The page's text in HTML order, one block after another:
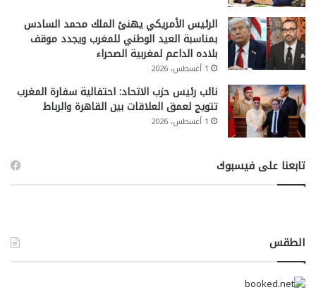
الرئيس الأمريكي يهنئ الملك محمد السادس
بمناسبة العيد الوطني للمغرب ويجدد موقف
بلاده الداعم لمغربية الصحراء
1 أغسطس، 2026
نائب رئيس حزب الاتحاد: احتفالية سفارة المغرب
تتويج لعمق العلاقات بين القاهرة والرباط
1 أغسطس، 2026
تابعنا على فيسبوك
الطقس